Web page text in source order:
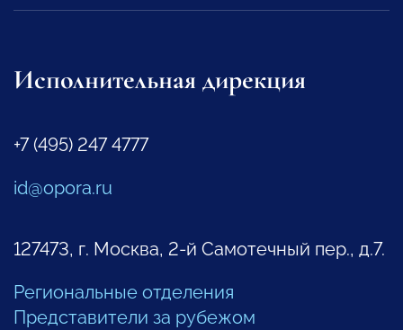
Исполнительная дирекция
+7 (495) 247 4777
id@opora.ru
127473, г. Москва, 2-й Самотечный пер., д.7.
Региональные отделения
Представители за рубежом